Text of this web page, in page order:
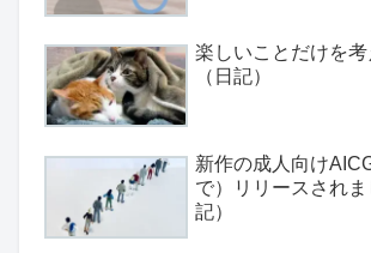
楽しいことだけを考
（日記）
新作の成人向け
で）リリースされま
記）